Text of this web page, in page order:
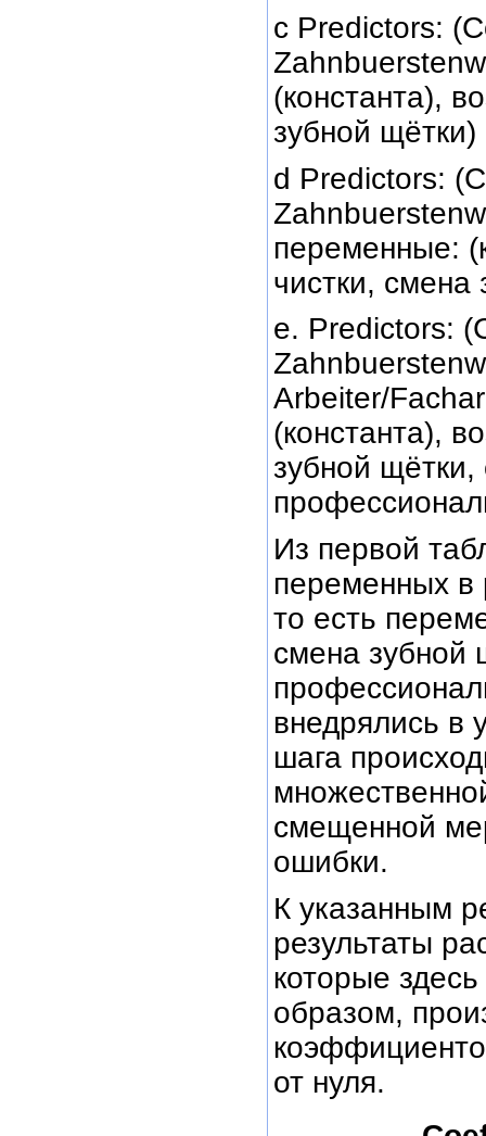
c Predictors:
(константа),
зубной щётки)
d Predictors:
переменные:
чистки, смена
е. Predictors:
Arbeiter/
(константа),
зубной
Из первой
переменных в
то есть
смена зубной
внедрялись в
шага
смещенной
ошибки.
К указанным
результаты
которые
образом,
от нуля.